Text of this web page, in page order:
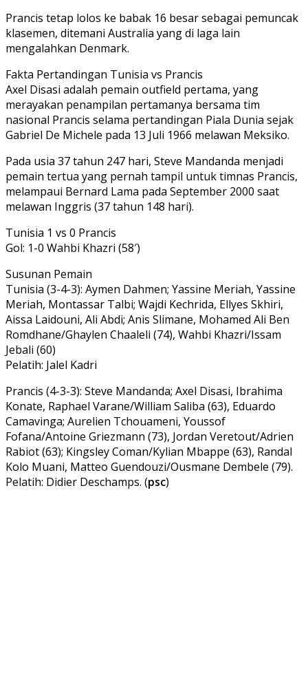
Prancis tetap lolos ke babak 16 besar sebagai pemuncak
klasemen, ditemani Australia yang di laga lain
mengalahkan Denmark.
Fakta Pertandingan Tunisia vs Prancis
Axel Disasi adalah pemain outfield pertama, yang
merayakan penampilan pertamanya bersama tim
nasional Prancis selama pertandingan Piala Dunia sejak
Gabriel De Michele pada 13 Juli 1966 melawan Meksiko.
Pada usia 37 tahun 247 hari, Steve Mandanda menjadi
pemain tertua yang pernah tampil untuk timnas Prancis,
melampaui Bernard Lama pada September 2000 saat
melawan Inggris (37 tahun 148 hari).
Tunisia 1 vs 0 Prancis
Gol: 1-0 Wahbi Khazri (58′)
Susunan Pemain
Tunisia (3-4-3): Aymen Dahmen; Yassine Meriah, Yassine
Meriah, Montassar Talbi; Wajdi Kechrida, Ellyes Skhiri,
Aissa Laidouni, Ali Abdi; Anis Slimane, Mohamed Ali Ben
Romdhane/Ghaylen Chaaleli (74), Wahbi Khazri/Issam
Jebali (60)
Pelatih: Jalel Kadri
Prancis (4-3-3): Steve Mandanda; Axel Disasi, Ibrahima
Konate, Raphael Varane/William Saliba (63), Eduardo
Camavinga; Aurelien Tchouameni, Youssof
Fofana/Antoine Griezmann (73), Jordan Veretout/Adrien
Rabiot (63); Kingsley Coman/Kylian Mbappe (63), Randal
Kolo Muani, Matteo Guendouzi/Ousmane Dembele (79).
Pelatih: Didier Deschamps. (psc)